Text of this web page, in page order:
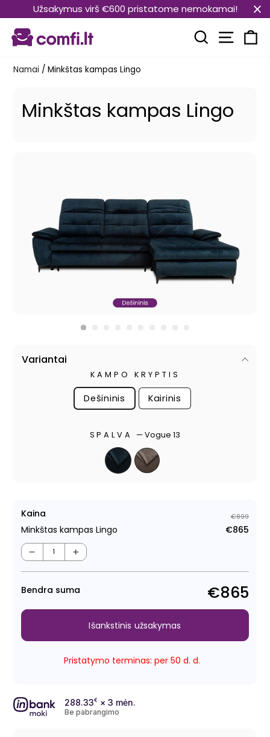
prie
turinio
Užsakymus virš €600 pristatome nemokamai!
Paieška
Namai / Minkštas kampas Lingo
Minkštas kampas Lingo
Variantai
KAMPO KRYPTIS
Dešininis Kairinis
SPALVA —Vogue 13
Kaina
Minkštas kampas Lingo
€899
€865
− +
Bendra suma €865
Pristatymo terminas: per 50 d. d.
Išankstinis užsakymas
288.33€ × 3 mėn.
Be pabrangimo